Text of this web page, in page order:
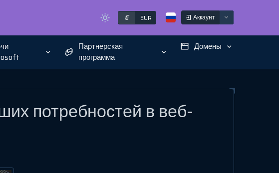
€ EUR Аккаунт
Партнерская
программа
Домены
потребностей в веб-